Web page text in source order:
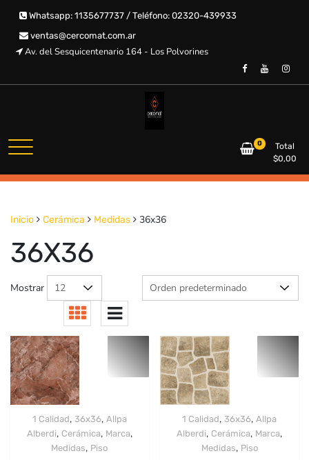
contenido
Whatsapp: 1135677737 / Teléfono: 02320-439933
ventas@cercomat.com.ar
Av. del Sesquicentenario 164 - Los Polvorines
CERCOMAT 0
Total
$0,00
Inicio Cerámica Medidas 36x36
36X36
Mostrar
1 Calidad, 36x36, Allpa
Alberdi, Cerámica, Marca,
Medidas, Piso
1 Calidad, 36x36,Allpa
Alberdi, Cerámica, Marca,
Medidas, Piso